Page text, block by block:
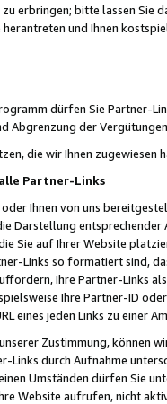
erbringen; bitte lassen Sie
und Ihnen
dürfen Sie Partner-
Abgrenzung der
die wir Ihnen zugewiesen
Partner-Links
Ihnen von uns
Darstellung
Sie auf Ihrer Website
Links so formatiert sind,
Ihre Partner-Links
Ihre Partner-ID
eines jeden Links zu einer
Zustimmung, können
Links durch Aufnahme
Umständen dürfen Sie
Website aufrufen, nicht